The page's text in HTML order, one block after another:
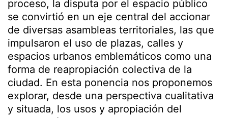
proceso, la disputa por el espacio público
se convirtió en un eje central del accionar
de diversas asambleas territoriales, las que
impulsaron el uso de plazas, calles y
espacios urbanos emblemáticos como una
forma de reapropiación colectiva de la
ciudad. En esta ponencia nos proponemos
explorar, desde una perspectiva cualitativa
y situada, los usos y apropiación del